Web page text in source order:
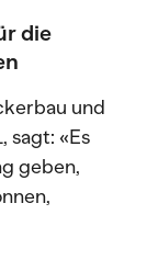
die
und
sagt: «Es
geben,